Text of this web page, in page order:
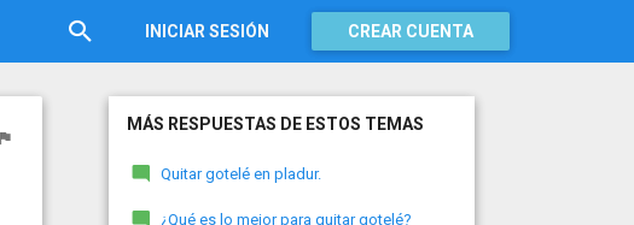
INICIAR SESIÓN CREAR CUENTA
MÁS RESPUESTAS DE ESTOS TEMAS
Quitar gotelé en pladur.
¿Qué es lo mejor para quitar gotelé?